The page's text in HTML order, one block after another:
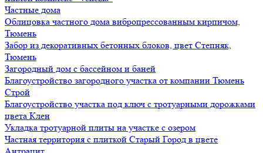
Частные дома
Облицовка частного дома вибропрессованным кирпичом,
Тюмень
Забор из декоративных бетонных блоков, цвет Степняк,
Тюмень
Загородный дом с бассейном и баней
Благоустройство загородного участка от компании Тюмень
Строй
Благоустройство участка под ключ с тротуарными дорожками
цвета Клен
Укладка тротуарной плиты на участке с озером
Частная территория с плиткой Старый Город в цвете